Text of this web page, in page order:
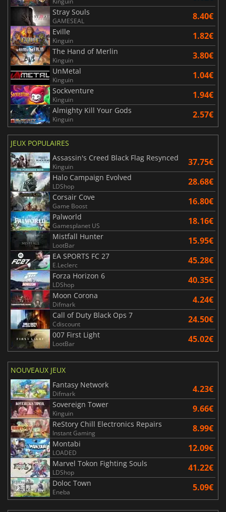
Stray Souls
GAMESEAL 8.40€
Eville
Kinguin 1.82€
The Hand of Merlin
Kinguin 3.80€
UnMetal
Kinguin 1.04€
Sockventure
Kinguin 1.94€
Almighty Kill Your Gods
Kinguin 2.57€
JEUX POPULAIRES
Assassin's Creed Black Flag Resynced
Kinguin 37.75€
Halo Campaign Evolved
LDShop 28.68€
Corsair Cove
Game Boost 16.80€
Palworld
Gamesplanet US 18.16€
Mistfall Hunter
LootBar 15.95€
EA SPORTS FC 27
E.Leclerc 45.28€
Forza Horizon 6
LDShop 40.35€
Moon Corona
Difmark 4.24€
Call of Duty Black Ops 7
Cdiscount 24.50€
007 First Light
LootBar 45.02€
NOUVEAUX JEUX
Fantasy Network
Difmark 4.23€
Sovereign Tower
Kinguin 9.66€
ReStory Chill Electronics Repairs
Instant Gaming 8.99€
Montabi
LOADED 12.09€
Marvel Tokon Fighting Souls
LDShop 41.22€
Doloc Town
Eneba 5.09€